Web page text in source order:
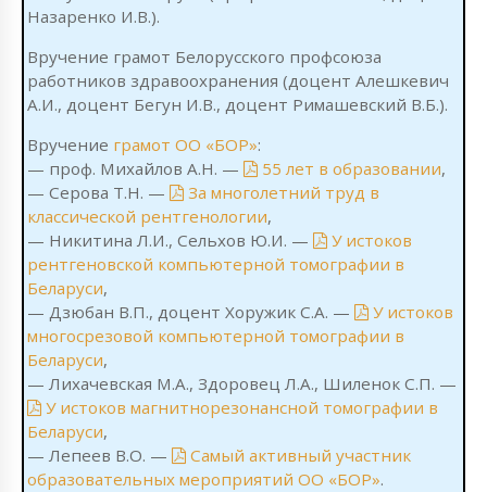
Назаренко И.В.).
Вручение грамот Белорусского профсоюза
работников здравоохранения (доцент Алешкевич
А.И., доцент Бегун И.В., доцент Римашевский В.Б.).
Вручение грамот ОО «БОР»:
— проф. Михайлов А.Н. —
55 лет в образовании,
— Серова Т.Н. —
За многолетний труд в
классической рентгенологии,
— Никитина Л.И., Сельхов Ю.И. —
У истоков
рентгеновской компьютерной томографии в
Беларуси,
— Дзюбан В.П., доцент Хоружик С.А. —
У истоков
многосрезовой компьютерной томографии в
Беларуси,
— Лихачевская М.А., Здоровец Л.А., Шиленок С.П. —
У истоков магнитнорезонансной томографии в
Беларуси,
— Лепеев В.О. —
Самый активный участник
образовательных мероприятий ОО «БОР».